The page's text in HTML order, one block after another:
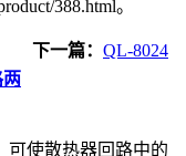
388.html。
下一篇： QL-8024
两
可使散热器回路中的